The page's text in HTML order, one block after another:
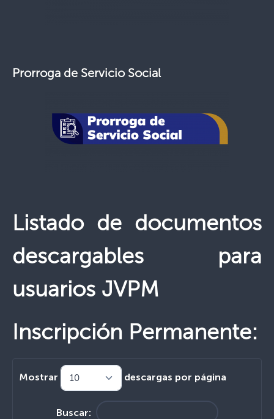
Prorroga de Servicio Social
Listado de documentos
descargables para
usuarios JVPM
Inscripción Permanente:
Mostrar descargas por página
Buscar: